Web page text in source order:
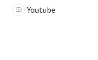
Youtube